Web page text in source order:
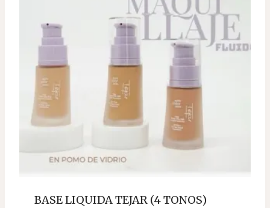
BASE LIQUIDA TEJAR (4 TONOS)